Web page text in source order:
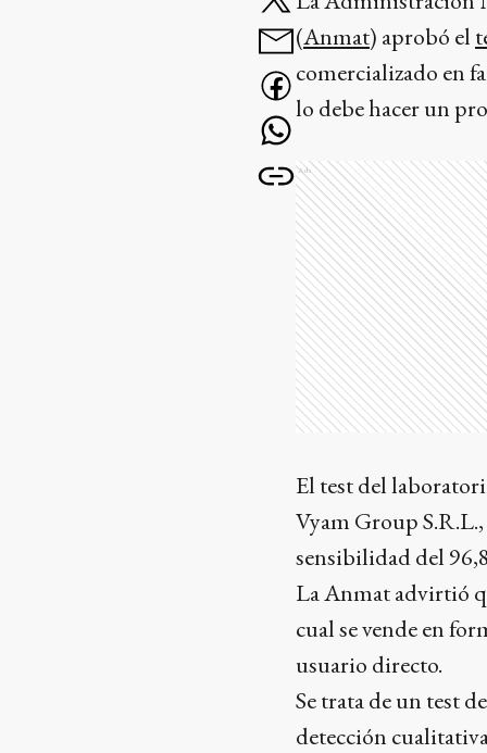
(Anmat) aprobó el
comercializado en
lo debe hacer un
Ads
El test del
Vyam Group
sensibilidad del
La Anmat advirtió
cual se vende en
usuario directo.
Se trata de un test
detección